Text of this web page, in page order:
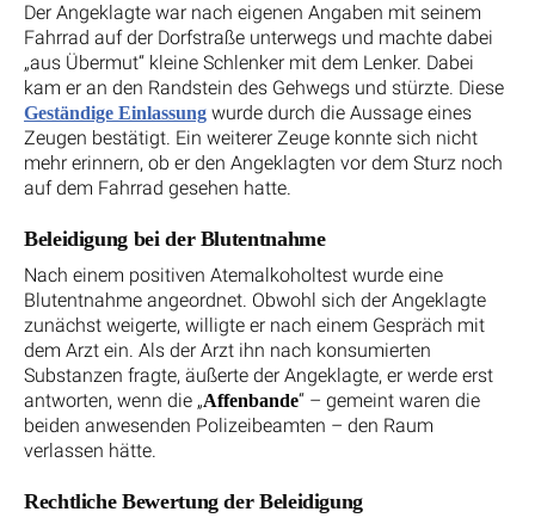
Der Angeklagte war nach eigenen Angaben mit seinem
Fahrrad auf der Dorfstraße unterwegs und machte dabei
„aus Übermut“ kleine Schlenker mit dem Lenker. Dabei
kam er an den Randstein des Gehwegs und stürzte. Diese
Geständige Einlassung wurde durch die Aussage eines
Zeugen bestätigt. Ein weiterer Zeuge konnte sich nicht
mehr erinnern, ob er den Angeklagten vor dem Sturz noch
auf dem Fahrrad gesehen hatte.
Beleidigung bei der Blutentnahme
Nach einem positiven Atemalkoholtest wurde eine
Blutentnahme angeordnet. Obwohl sich der Angeklagte
zunächst weigerte, willigte er nach einem Gespräch mit
dem Arzt ein. Als der Arzt ihn nach konsumierten
Substanzen fragte, äußerte der Angeklagte, er werde erst
antworten, wenn die „Affenbande“ – gemeint waren die
beiden anwesenden Polizeibeamten – den Raum
verlassen hätte.
Rechtliche Bewertung der Beleidigung